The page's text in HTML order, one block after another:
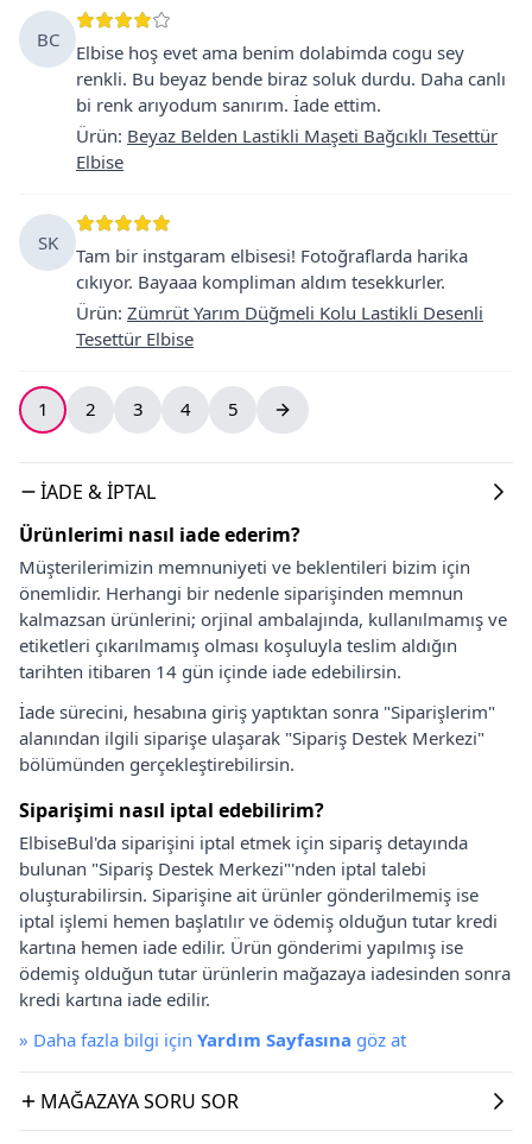
BC
Elbise hoş evet ama benim dolabimda cogu sey
renkli. Bu beyaz bende biraz soluk durdu. Daha canlı
bi renk arıyodum sanırım. İade ettim.
Ürün: Beyaz Belden Lastikli Maşeti Bağcıklı Tesettür
Elbise
SK
Tam bir instgaram elbisesi! Fotoğraflarda harika
cıkıyor. Bayaaa kompliman aldım tesekkurler.
Ürün: Zümrüt Yarım Düğmeli Kolu Lastikli Desenli
Tesettür Elbise
1 2 3 4 5
İADE & İPTAL
Ürünlerimi nasıl iade ederim?
Müşterilerimizin memnuniyeti ve beklentileri bizim için
önemlidir. Herhangi bir nedenle siparişinden memnun
kalmazsan ürünlerini; orjinal ambalajında, kullanılmamış ve
etiketleri çıkarılmamış olması koşuluyla teslim aldığın
tarihten itibaren 14 gün içinde iade edebilirsin.
İade sürecini, hesabına giriş yaptıktan sonra "Siparişlerim"
alanından ilgili siparişe ulaşarak "Sipariş Destek Merkezi"
bölümünden gerçekleştirebilirsin.
Siparişimi nasıl iptal edebilirim?
ElbiseBul'da siparişini iptal etmek için sipariş detayında
bulunan "Sipariş Destek Merkezi"'nden iptal talebi
oluşturabilirsin. Siparişine ait ürünler gönderilmemiş ise
iptal işlemi hemen başlatılır ve ödemiş olduğun tutar kredi
kartına hemen iade edilir. Ürün gönderimi yapılmış ise
ödemiş olduğun tutar ürünlerin mağazaya iadesinden sonra
kredi kartına iade edilir.
» Daha fazla bilgi için Yardım Sayfasına göz at
MAĞAZAYA SORU SOR